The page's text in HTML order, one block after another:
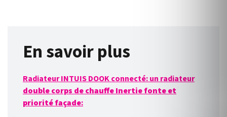
Intuitiv, Noirot, Airelec,
Campa et Applimo. Permet
information sur le cablage.
En savoir plus
Radiateur INTUIS DOOK connecté: un radiateur
double corps de chauffe Inertie fonte et
priorité façade: